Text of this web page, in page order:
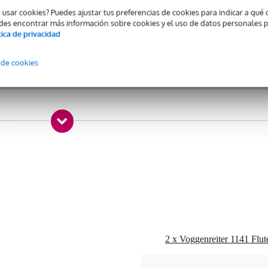
usar cookies? Puedes ajustar tus preferencias de cookies para indicar a
encontrar más información sobre cookies y el uso de datos personales
de privacidad
cookies
gr
y rascador
Flute Master (rock, hip-hop, reggae, clásica, etc.)
lectura de notas
por la app a través del micrófono